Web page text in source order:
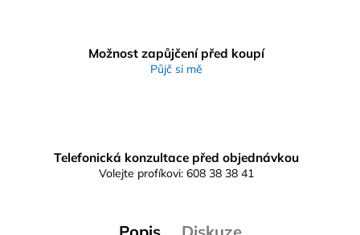
Možnost zapůjčení před koupí
Půjč si mě
Telefonická konzultace před objednávkou
Volejte profíkovi: 608 38 38 41